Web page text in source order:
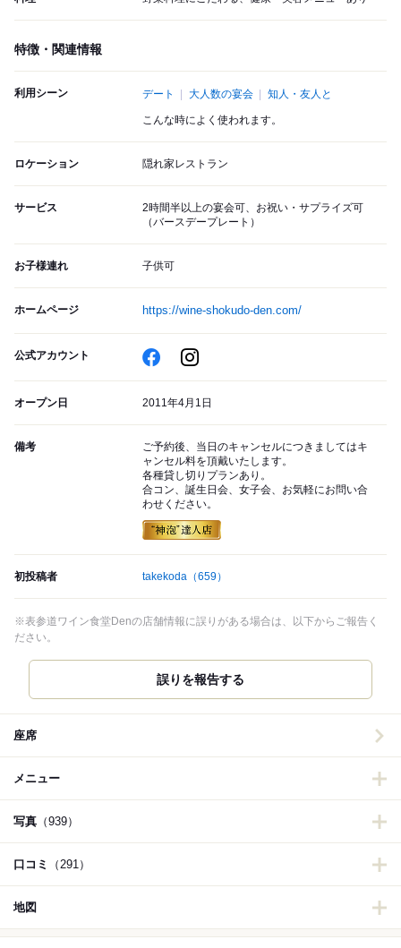
特徴・関連情報
利用シーン デート 大人数の宴会 知人・友人と
こんな時によく使われます。
ロケーション 隠れ家レストラン
サービス
2時間半以上の宴会可、お祝い・サプライズ可
（バースデープレート）
お子様連れ 子供可
ホームページ https://wine-shokudo-den.com/
公式アカウント
オープン日 2011年4月1日
備考
ご予約後、当日のキャンセルにつきましてはキ
ャンセル料を頂戴いたします。
各種貸し切りプランあり。
合コン、誕生日会、女子会、お気軽にお問い合
わせください。
初投稿者 takekoda （659）
※表参道ワイン食堂Denの店舗情報に誤りがある場合は、以下からご報告く
ださい。
誤りを報告する
座席
メニュー
写真 （939）
口コミ （291）
地図